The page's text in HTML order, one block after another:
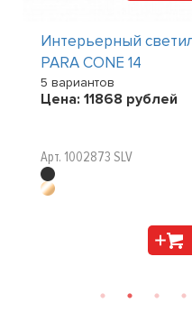
Интерьерный
PARA CONE 14
5 вариантов
Цена: 11868 рублей
Арт. 1002873 SLV